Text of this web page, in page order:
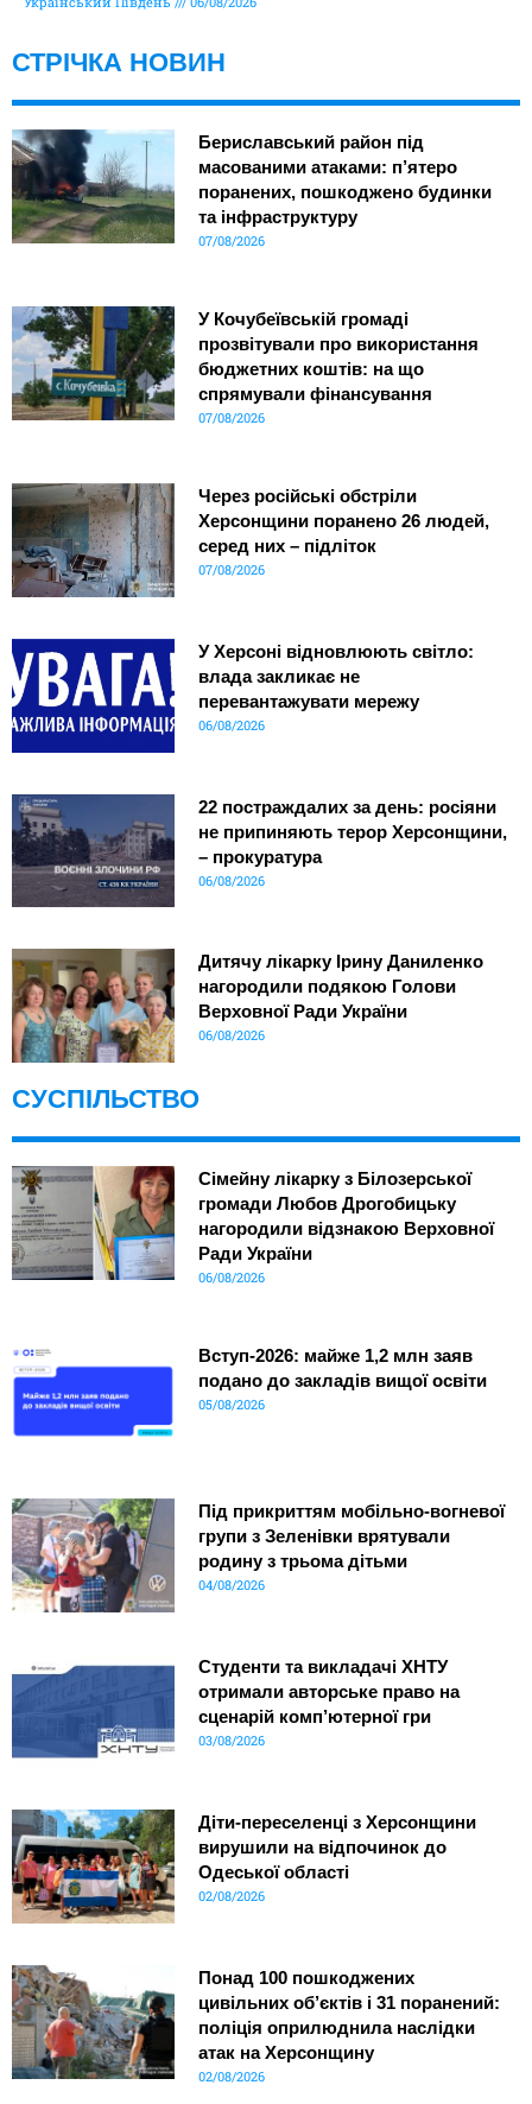
СТРІЧКА НОВИН
Бериславський район під
масованими атаками: п’ятеро
поранених, пошкоджено будинки
та інфраструктуру
07/08/2026
У Кочубеївській громаді
прозвітували про використання
бюджетних коштів: на що
спрямували фінансування
07/08/2026
Через російські обстріли
Херсонщини поранено 26 людей,
серед них – підліток
07/08/2026
У Херсоні відновлюють світло:
влада закликає не
перевантажувати мережу
06/08/2026
22 постраждалих за день: росіяни
не припиняють терор Херсонщини,
– прокуратура
06/08/2026
Дитячу лікарку Ірину Даниленко
нагородили подякою Голови
Верховної Ради України
06/08/2026
СУСПІЛЬСТВО
Сімейну лікарку з Білозерської
громади Любов Дрогобицьку
нагородили відзнакою Верховної
Ради України
06/08/2026
Вступ-2026: майже 1,2 млн заяв
подано до закладів вищої освіти
05/08/2026
Під прикриттям мобільно-вогневої
групи з Зеленівки врятували
родину з трьома дітьми
04/08/2026
Студенти та викладачі ХНТУ
отримали авторське право на
сценарій комп’ютерної гри
03/08/2026
Діти-переселенці з Херсонщини
вирушили на відпочинок до
Одеської області
02/08/2026
Понад 100 пошкоджених
цивільних об’єктів і 31 поранений:
поліція оприлюднила наслідки
атак на Херсонщину
02/08/2026